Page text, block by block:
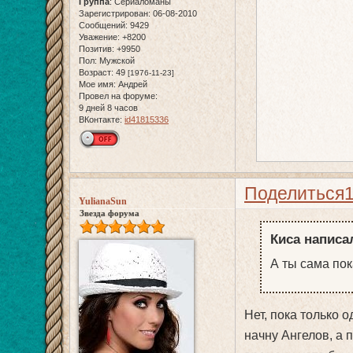
Зарегистрирован: 06-08-2010
Сообщений: 9429
Уважение: +8200
Позитив: +9950
Пол: Мужской
Возраст: 49 [1976-11-23]
Мое имя: Андрей
Провел на форуме:
9 дней 8 часов
ВКонтакте: id41815336
Поделиться
YulianaSun
Звезда форума
Киса
А ты сама
Нет, пока только
начну Ангелов, а